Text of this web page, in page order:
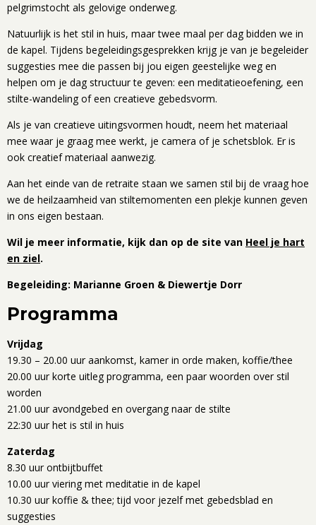
pelgrimstocht als gelovige onderweg.
Natuurlijk is het stil in huis, maar twee maal per dag bidden we in
de kapel. Tijdens begeleidingsgesprekken krijg je van je begeleider
suggesties mee die passen bij jou eigen geestelijke weg en
helpen om je dag structuur te geven: een meditatieoefening, een
stilte-wandeling of een creatieve gebedsvorm.
Als je van creatieve uitingsvormen houdt, neem het materiaal
mee waar je graag mee werkt, je camera of je schetsblok. Er is
ook creatief materiaal aanwezig.
Aan het einde van de retraite staan we samen stil bij de vraag hoe
we de heilzaamheid van stiltemomenten een plekje kunnen geven
in ons eigen bestaan.
Wil je meer informatie, kijk dan op de site van Heel je hart
en ziel.
Begeleiding: Marianne Groen & Diewertje Dorr
Programma
Vrijdag
19.30 – 20.00 uur aankomst, kamer in orde maken, koffie/thee
20.00 uur korte uitleg programma, een paar woorden over stil
worden
21.00 uur avondgebed en overgang naar de stilte
22:30 uur het is stil in huis
Zaterdag
8.30 uur ontbijtbuffet
10.00 uur viering met meditatie in de kapel
10.30 uur koffie & thee; tijd voor jezelf met gebedsblad en
suggesties